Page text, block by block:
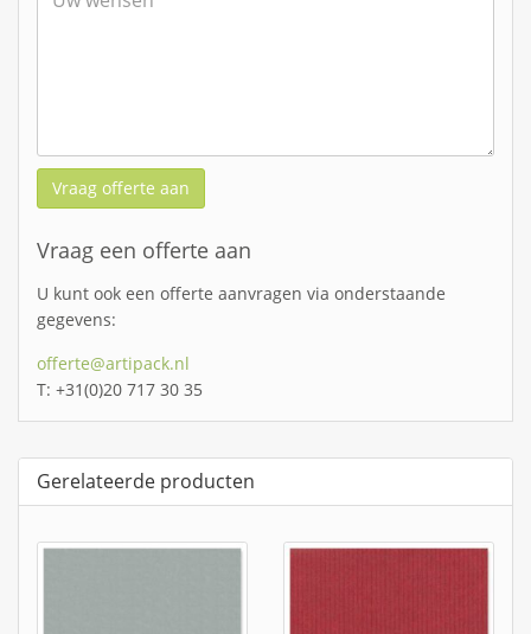
Vraag offerte aan
Vraag een offerte aan
U kunt ook een offerte aanvragen via onderstaande
gegevens:
offerte@artipack.nl
T: +31(0)20 717 30 35
Gerelateerde producten